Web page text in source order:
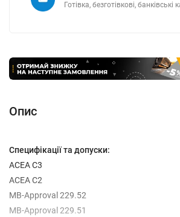
Готівка, безготівкові, банківські
Опис
Специфікації та допуски:
ACEA C3
ACEA C2
MB-Approval 229.52
MB-Approval 229.51